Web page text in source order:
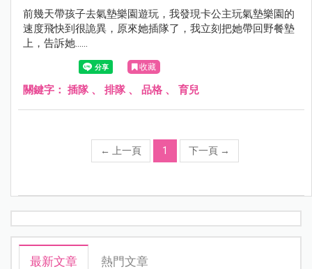
前幾天帶孩子去氣墊樂園遊玩，我發現卡公主玩氣墊樂園的
速度飛快到很詭異，原來她插隊了，我立刻把她帶回野餐墊
上，告訴她......
收藏
關鍵字： 插隊、 排隊、 品格 、 育兒
← 上一頁 1 下一頁 →
最新文章 熱門文章